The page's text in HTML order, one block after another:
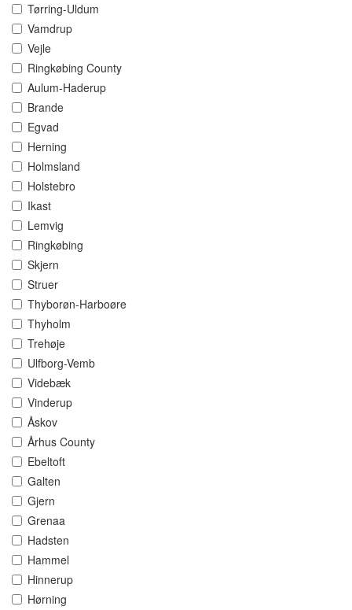
Tørring-Uldum
Vamdrup
Vejle
Ringkøbing County
Aulum-Haderup
Brande
Egvad
Herning
Holmsland
Holstebro
Ikast
Lemvig
Ringkøbing
Skjern
Struer
Thyborøn-Harboøre
Thyholm
Trehøje
Ulfborg-Vemb
Videbæk
Vinderup
Åskov
Århus County
Ebeltoft
Galten
Gjern
Grenaa
Hadsten
Hammel
Hinnerup
Hørning